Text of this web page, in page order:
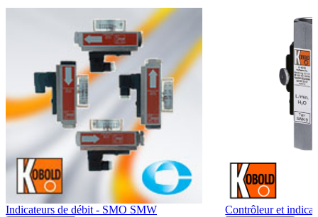
Indicateurs de débit - SMO SMW Contrôleur et